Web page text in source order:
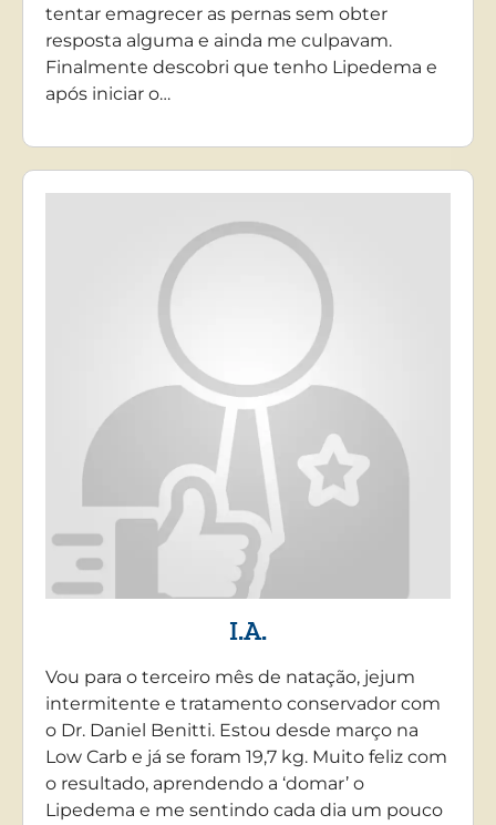
tentar emagrecer as pernas sem obter
resposta alguma e ainda me culpavam.
Finalmente descobri que tenho Lipedema e
após iniciar o…
I.A.
Vou para o terceiro mês de natação, jejum
intermitente e tratamento conservador com
o Dr. Daniel Benitti. Estou desde março na
Low Carb e já se foram 19,7 kg. Muito feliz com
o resultado, aprendendo a ‘domar’ o
Lipedema e me sentindo cada dia um pouco